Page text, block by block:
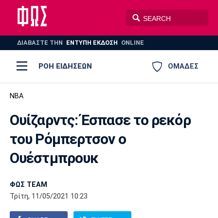
ΔΙΑΒΑΣΤΕ THN ΕΝΤΥΠΗ ΕΚΔΟΣΗ ONLINE
ΟΜΑΔΕΣ
ΡΟΗ ΕΙΔΗΣΕΩΝ
ΒΟΛΕΪ ΠΟΛΟ
AUTO-MOTO PLUS
Ποδόσφαιρο
Super League 1
Super League 2
Γ Εθνική
Ελλάδα
Μπάσκετ
Ελλάδα
EuroLeague
Ολυμπιακοί Αγώνες
Πόλο
Ολυμπιακός ΑΕΚ
Παναθηναϊκός
NBA
Ουίζαρντς: Έσπασε το ρεκόρ
του Ρόμπερτσον ο
Ουέστμπρουκ
ΦΩΣ TEAM
Τρίτη, 11/05/2021 10:23